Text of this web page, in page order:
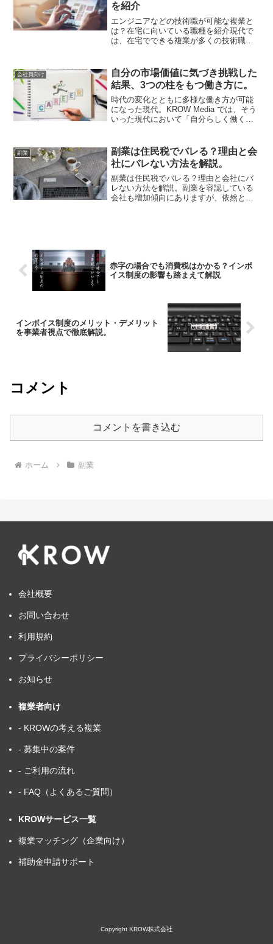
を紹介
エンジニアなどの技術職が可能な複業と
は？在宅に向いている職種を紹介現代で
は、在宅でできる複業が多くの技術職に
キルを持つ人は、その知識を活かして効
率よく副収入を得るチャン...
会社員向け
自分の市場価値に気づき挑戦した
結果、3つの柱をもつ働き方に。
時代の変化とともに多様な働き方が可能
になった現代。KROW Media では、そう
いった現代において「自分らしく働く」
にとって「一つの選択肢が増える」そん
な記事になれば...
副業
副業は住民税でバレる？理由と会
社にバレない方法を解説。
副業は住民税でバレる？理由と会社にバ
レない方法を解説。副業を容認している
会社も増加傾向にありますが、依然とし
赤字の場合でも消費税はかかる？インボ
イス制度の影響も踏まえて解説
インボイス制度のメリット・デメリット
を事業者視点で徹底解説。
コメント
コメントを書き込む
ホーム 副業
会社概要
お問い合わせ
利用規約
プライバシーポリシー
お知らせ
複業者向け
- KROWの考える複業
- 募集中の案件
- ご利用の流れ
- FAQ（よくあるご質問）
KROWサービス一覧
複業マッチング（企業向け）
補助金申請サポート
Copyright KROW株式会社